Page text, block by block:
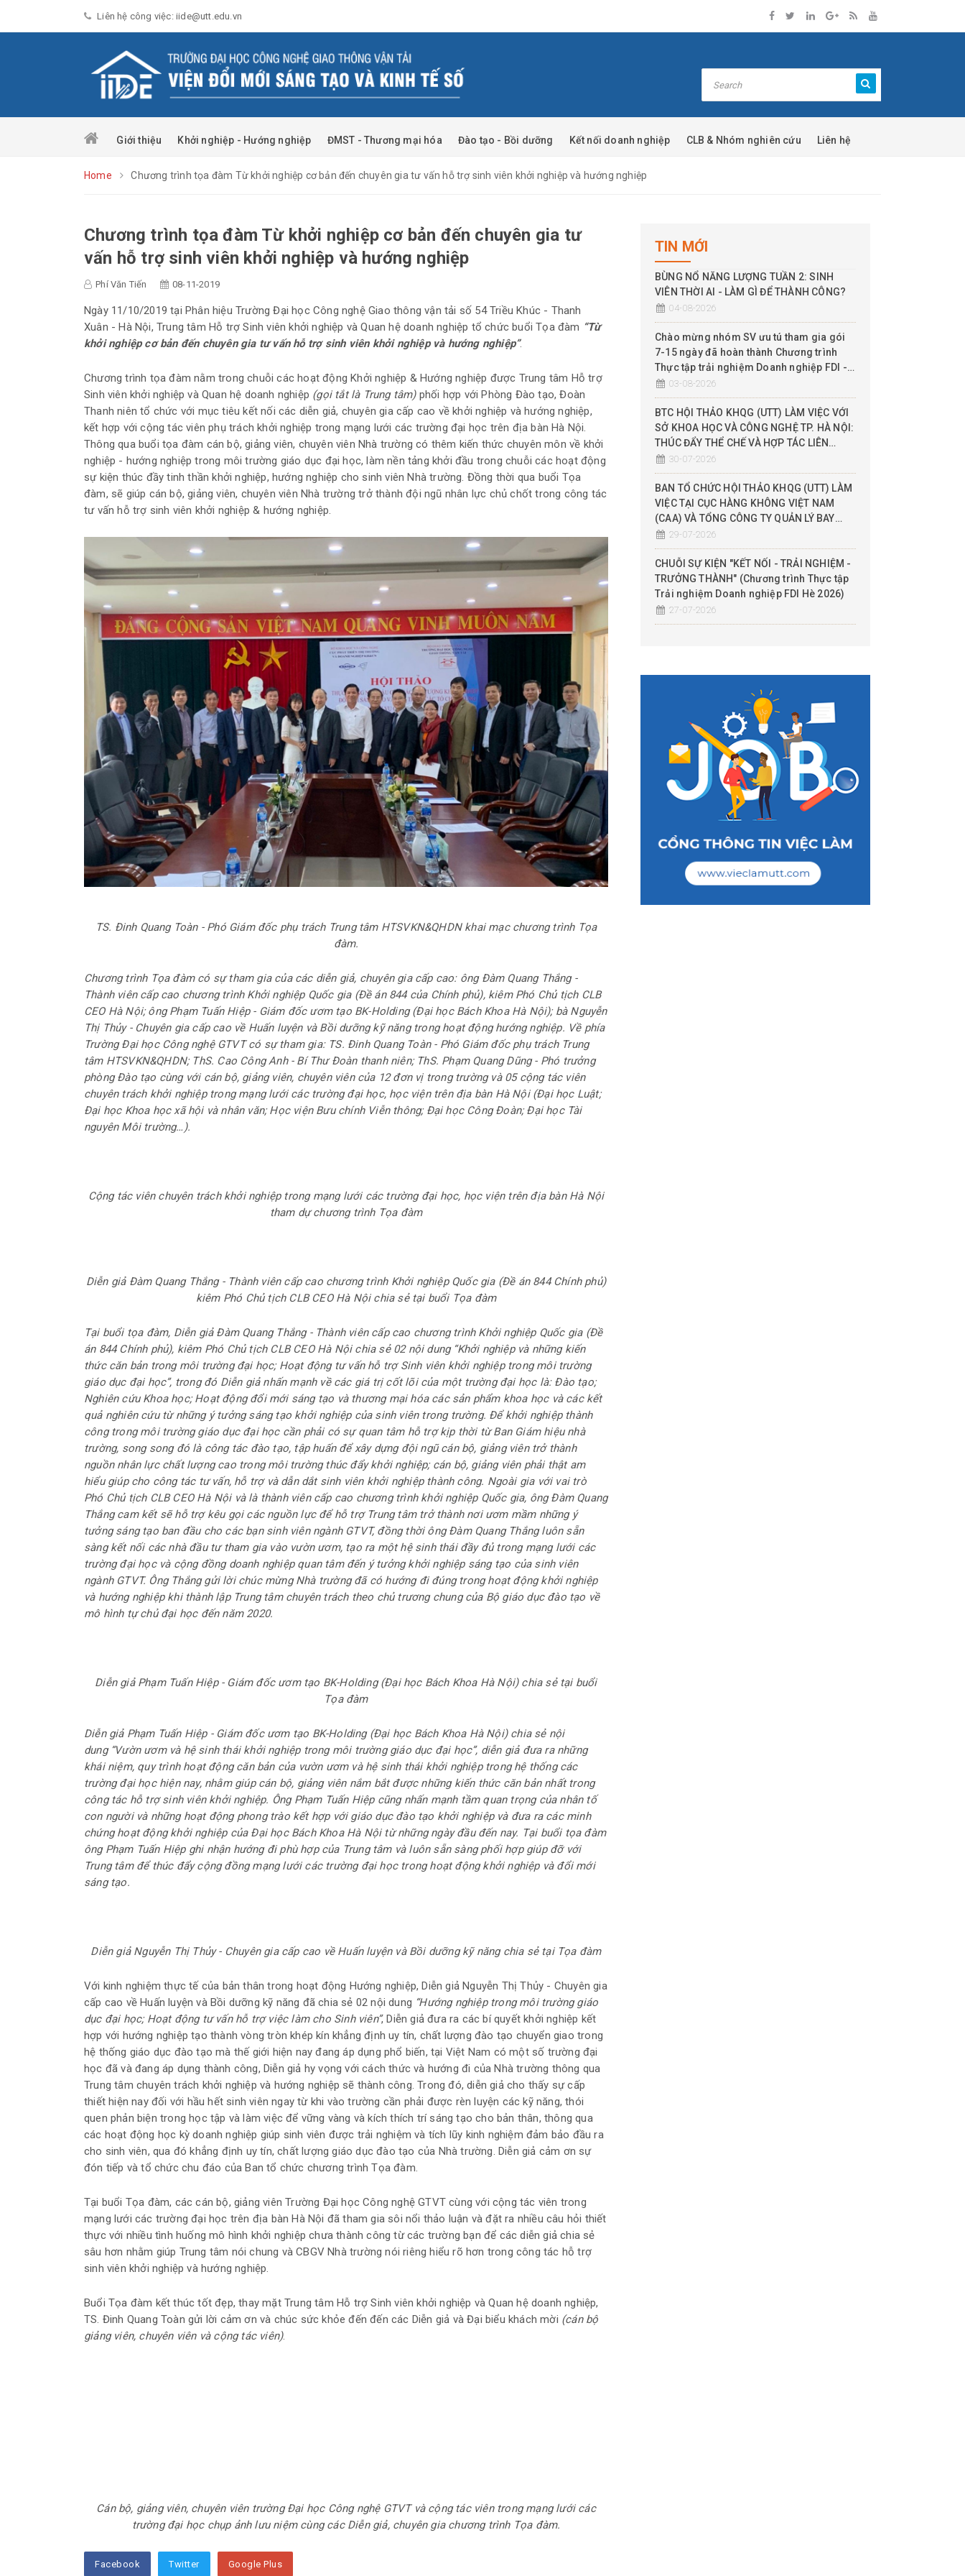
Liên hệ công việc: iide@utt.edu.vn
Giới thiệu Khởi nghiệp - Hướng nghiệp ĐMST - Thương mại hóa Đào tạo - Bồi dưỡng Kết nối doanh nghiệp CLB & Nhóm nghiên cứu Liên hệ
Home Chương trình tọa đàm Từ khởi nghiệp cơ bản đến chuyên gia tư vấn hỗ trợ sinh viên khởi nghiệp và hướng nghiệp
Chương trình tọa đàm Từ khởi nghiệp cơ bản đến chuyên gia tư
vấn hỗ trợ sinh viên khởi nghiệp và hướng nghiệp
Phí Văn Tiến 08-11-2019
Ngày 11/10/2019 tại Phân hiệu Trường Đại học Công nghệ Giao thông vận tải số 54 Triều Khúc - Thanh
Xuân - Hà Nội, Trung tâm Hỗ trợ Sinh viên khởi nghiệp và Quan hệ doanh nghiệp tổ chức buổi Tọa đàm “Từ
khởi nghiệp cơ bản đến chuyên gia tư vấn hỗ trợ sinh viên khởi nghiệp và hướng nghiệp”.
Chương trình tọa đàm nằm trong chuỗi các hoạt động Khởi nghiệp & Hướng nghiệp được Trung tâm Hỗ trợ
Sinh viên khởi nghiệp và Quan hệ doanh nghiệp (gọi tắt là Trung tâm)phối hợp với Phòng Đào tạo, Đoàn
Thanh niên tổ chức với mục tiêu kết nối các diễn giả, chuyên gia cấp cao về khởi nghiệp và hướng nghiệp,
kết hợp với cộng tác viên phụ trách khởi nghiệp trong mạng lưới các trường đại học trên địa bàn Hà Nội.
Thông qua buổi tọa đàm cán bộ, giảng viên, chuyên viên Nhà trường có thêm kiến thức chuyên môn về khởi
nghiệp - hướng nghiệp trong môi trường giáo dục đại học, làm nền tảng khởi đầu trong chuỗi các hoạt động
sự kiện thúc đầy tinh thần khởi nghiệp, hướng nghiệp cho sinh viên Nhà trường. Đồng thời qua buổi Tọa
đàm, sẽ giúp cán bộ, giảng viên, chuyên viên Nhà trường trở thành đội ngũ nhân lực chủ chốt trong công tác
tư vấn hỗ trợ sinh viên khởi nghiệp & hướng nghiệp.
TS. Đinh Quang Toàn - Phó Giám đốc phụ trách Trung tâm HTSVKN&QHDN khai mạc chương trình Tọa
đàm.
Chương trình Tọa đàm có sự tham gia của các diễn giả, chuyên gia cấp cao: ông Đàm Quang Thắng -
Thành viên cấp cao chương trình Khởi nghiệp Quốc gia (Đề án 844 của Chính phủ), kiêm Phó Chủ tịch CLB
CEO Hà Nội; ông Phạm Tuấn Hiệp - Giám đốc ươm tạo BK-Holding (Đại học Bách Khoa Hà Nội); bà Nguyễn
Thị Thủy - Chuyên gia cấp cao về Huấn luyện và Bồi dưỡng kỹ năng trong hoạt động hướng nghiệp. Về phía
Trường Đại học Công nghệ GTVT có sự tham gia: TS. Đinh Quang Toàn - Phó Giám đốc phụ trách Trung
tâm HTSVKN&QHDN; ThS. Cao Công Anh - Bí Thư Đoàn thanh niên; ThS. Phạm Quang Dũng - Phó trưởng
phòng Đào tạo cùng với cán bộ, giảng viên, chuyên viên của 12 đơn vị trong trường và 05 cộng tác viên
chuyên trách khởi nghiệp trong mạng lưới các trường đại học, học viện trên địa bàn Hà Nội (Đại học Luật;
Đại học Khoa học xã hội và nhân văn; Học viện Bưu chính Viễn thông; Đại học Công Đoàn; Đại học Tài
nguyên Môi trường…).
Cộng tác viên chuyên trách khởi nghiệp trong mạng lưới các trường đại học, học viện trên địa bàn Hà Nội
tham dự chương trình Tọa đàm
Diễn giả Đàm Quang Thắng - Thành viên cấp cao chương trình Khởi nghiệp Quốc gia (Đề án 844 Chính phủ)
kiêm Phó Chủ tịch CLB CEO Hà Nội chia sẻ tại buổi Tọa đàm
Tại buổi tọa đàm, Diễn giả Đàm Quang Thắng - Thành viên cấp cao chương trình Khởi nghiệp Quốc gia (Đề
án 844 Chính phủ), kiêm Phó Chủ tịch CLB CEO Hà Nội chia sẻ 02 nội dung “Khởi nghiệp và những kiến
thức căn bản trong môi trường đại học; Hoạt động tư vấn hỗ trợ Sinh viên khởi nghiệp trong môi trường
giáo dục đại học”, trong đó Diễn giả nhấn mạnh về các giá trị cốt lõi của một trường đại học là: Đào tạo;
Nghiên cứu Khoa học; Hoạt động đổi mới sáng tạo và thương mại hóa các sản phẩm khoa học và các kết
quả nghiên cứu từ những ý tưởng sáng tạo khởi nghiệp của sinh viên trong trường. Để khởi nghiệp thành
công trong môi trường giáo dục đại học cần phải có sự quan tâm hỗ trợ kịp thời từ Ban Giám hiệu nhà
trường, song song đó là công tác đào tạo, tập huấn để xây dựng đội ngũ cán bộ, giảng viên trở thành
nguồn nhân lực chất lượng cao trong môi trường thúc đẩy khởi nghiệp; cán bộ, giảng viên phải thật am
hiểu giúp cho công tác tư vấn, hỗ trợ và dẫn dắt sinh viên khởi nghiệp thành công. Ngoài gia với vai trò
Phó Chủ tịch CLB CEO Hà Nội và là thành viên cấp cao chương trình khởi nghiệp Quốc gia, ông Đàm Quang
Thắng cam kết sẽ hỗ trợ kêu gọi các nguồn lực để hỗ trợ Trung tâm trở thành nơi ươm mầm những ý
tưởng sáng tạo ban đầu cho các bạn sinh viên ngành GTVT, đồng thời ông Đàm Quang Thắng luôn sẵn
sàng kết nối các nhà đầu tư tham gia vào vườn ươm, tạo ra một hệ sinh thái đầy đủ trong mạng lưới các
trường đại học và cộng đồng doanh nghiệp quan tâm đến ý tưởng khởi nghiệp sáng tạo của sinh viên
ngành GTVT. Ông Thắng gửi lời chúc mừng Nhà trường đã có hướng đi đúng trong hoạt động khởi nghiệp
và hướng nghiệp khi thành lập Trung tâm chuyên trách theo chủ trương chung của Bộ giáo dục đào tạo về
mô hình tự chủ đại học đến năm 2020.
Diễn giả Phạm Tuấn Hiệp - Giám đốc ươm tạo BK-Holding (Đại học Bách Khoa Hà Nội) chia sẻ tại buổi
Tọa đàm
Diễn giả Phạm Tuấn Hiệp - Giám đốc ươm tạo BK-Holding (Đại học Bách Khoa Hà Nội) chia sẻ nội
dung “Vườn ươm và hệ sinh thái khởi nghiệp trong môi trường giáo dục đại học”, diễn giả đưa ra những
khái niệm, quy trình hoạt động căn bản của vườn ươm và hệ sinh thái khởi nghiệp trong hệ thống các
trường đại học hiện nay, nhằm giúp cán bộ, giảng viên nắm bắt được những kiến thức căn bản nhất trong
công tác hỗ trợ sinh viên khởi nghiệp. Ông Phạm Tuấn Hiệp cũng nhấn mạnh tầm quan trọng của nhân tố
con người và những hoạt động phong trào kết hợp với giáo dục đào tạo khởi nghiệp và đưa ra các minh
chứng hoạt động khởi nghiệp của Đại học Bách Khoa Hà Nội từ những ngày đầu đến nay. Tại buổi tọa đàm
ông Phạm Tuấn Hiệp ghi nhận hướng đi phù hợp của Trung tâm và luôn sẵn sàng phối hợp giúp đỡ với
Trung tâm để thúc đẩy cộng đồng mạng lưới các trường đại học trong hoạt động khởi nghiệp và đổi mới
sáng tạo.
Diễn giả Nguyễn Thị Thủy - Chuyên gia cấp cao về Huấn luyện và Bồi dưỡng kỹ năng chia sẻ tại Tọa đàm
Với kinh nghiệm thực tế của bản thân trong hoạt động Hướng nghiệp, Diễn giả Nguyễn Thị Thủy - Chuyên gia
cấp cao về Huấn luyện và Bồi dưỡng kỹ năng đã chia sẻ 02 nội dung “Hướng nghiệp trong môi trường giáo
dục đại học; Hoạt động tư vấn hỗ trợ việc làm cho Sinh viên”, Diễn giả đưa ra các bí quyết khởi nghiệp kết
hợp với hướng nghiệp tạo thành vòng tròn khép kín khẳng định uy tín, chất lượng đào tạo chuyển giao trong
hệ thống giáo dục đào tạo mà thế giới hiện nay đang áp dụng phổ biến, tại Việt Nam có một số trường đại
học đã và đang áp dụng thành công, Diễn giả hy vọng với cách thức và hướng đi của Nhà trường thông qua
Trung tâm chuyên trách khởi nghiệp và hướng nghiệp sẽ thành công. Trong đó, diễn giả cho thấy sự cấp
thiết hiện nay đối với hầu hết sinh viên ngay từ khi vào trường cần phải được rèn luyện các kỹ năng, thói
quen phản biện trong học tập và làm việc để vững vàng và kích thích trí sáng tạo cho bản thân, thông qua
các hoạt động học kỳ doanh nghiệp giúp sinh viên được trải nghiệm và tích lũy kinh nghiệm đảm bảo đầu ra
cho sinh viên, qua đó khẳng định uy tín, chất lượng giáo dục đào tạo của Nhà trường. Diễn giả cảm ơn sự
đón tiếp và tổ chức chu đáo của Ban tổ chức chương trình Tọa đàm.
Tại buổi Tọa đàm, các cán bộ, giảng viên Trường Đại học Công nghệ GTVT cùng với cộng tác viên trong
mạng lưới các trường đại học trên địa bàn Hà Nội đã tham gia sôi nổi thảo luận và đặt ra nhiều câu hỏi thiết
thực với nhiều tình huống mô hình khởi nghiệp chưa thành công từ các trường bạn để các diễn giả chia sẻ
sâu hơn nhằm giúp Trung tâm nói chung và CBGV Nhà trường nói riêng hiểu rõ hơn trong công tác hỗ trợ
sinh viên khởi nghiệp và hướng nghiệp.
Buổi Tọa đàm kết thúc tốt đẹp, thay mặt Trung tâm Hỗ trợ Sinh viên khởi nghiệp và Quan hệ doanh nghiệp,
TS. Đinh Quang Toàn gửi lời cảm ơn và chúc sức khỏe đến đến các Diễn giả và Đại biểu khách mời (cán bộ
giảng viên, chuyên viên và cộng tác viên).
Cán bộ, giảng viên, chuyên viên trường Đại học Công nghệ GTVT và cộng tác viên trong mạng lưới các
trường đại học chụp ảnh lưu niệm cùng các Diễn giả, chuyên gia chương trình Tọa đàm.
Facebook Twitter Google Plus
TIN MỚI
BÙNG NỔ NĂNG LƯỢNG TUẦN 2: SINH
VIÊN THỜI AI - LÀM GÌ ĐỂ THÀNH CÔNG?
04-08-2026
Chào mừng nhóm SV ưu tú tham gia gói
7-15 ngày đã hoàn thành Chương trình
Thực tập trải nghiệm Doanh nghiệp FDI -
Hè 2026
03-08-2026
BTC HỘI THẢO KHQG (UTT) LÀM VIỆC VỚI
SỞ KHOA HỌC VÀ CÔNG NGHỆ TP. HÀ NỘI:
THÚC ĐẨY THỂ CHẾ VÀ HỢP TÁC LIÊN
NGÀNH QUẢN LÝ KHÔNG GIAN TẦM THẤP
(UTM), ĐỀ XUẤT THỬ NGHIỆM SANDBOX
30-07-2026
BAN TỔ CHỨC HỘI THẢO KHQG (UTT) LÀM
VIỆC TẠI CỤC HÀNG KHÔNG VIỆT NAM
(CAA) VÀ TỔNG CÔNG TY QUẢN LÝ BAY
(VATM): ĐẨY MẠNH HỢP TÁC THỰC CHIẾN
THEO MÔ HÌNH 3 NHÀ (NHÀ NƯỚC - NHÀ
TRƯỜNG - DN)
29-07-2026
CHUỖI SỰ KIỆN "KẾT NỐI - TRẢI NGHIỆM -
TRƯỞNG THÀNH" (Chương trình Thực tập
Trải nghiệm Doanh nghiệp FDI Hè 2026)
27-07-2026